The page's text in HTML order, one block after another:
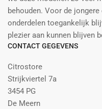
behouden. Voor de
onderdelen toegankelijk
plezier aan kunnen blijven
CONTACT GEGEVENS
Citrostore
Strijkviertel 7a
3454 PG
De Meern